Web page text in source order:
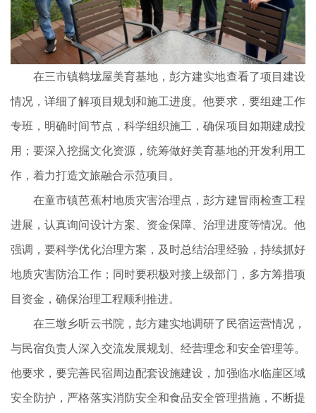
在三市镇鹤垅屋美育基地，彭方建实地查看了项目建设
情况，详细了解项目规划和施工进度。他要求，要组建工作
专班，明确时间节点，科学组织施工，确保项目如期建成投
用；要深入挖掘文化资源，统筹做好美育基地的开发利用工
作，着力打造文旅融合示范项目。
在童市镇芭蕉村地质灾害治理点，彭方建冒雨检查工程
进展，认真询问设计方案、资金保障、治理进度等情况。他
强调，要科学优化治理方案，及时总结治理经验，持续抓好
地质灾害防治工作；同时要积极对接上级部门，多方筹措项
目资金，确保治理工程顺利推进。
在三墩乡听云书院，彭方建实地调研了民宿运营情况，
与民宿负责人深入交流发展规划、经营理念和安全管理等。
他要求，要完善民宿周边配套设施建设，加强临水临崖区域
安全防护，严格落实消防安全和食品安全管理措施，不断提